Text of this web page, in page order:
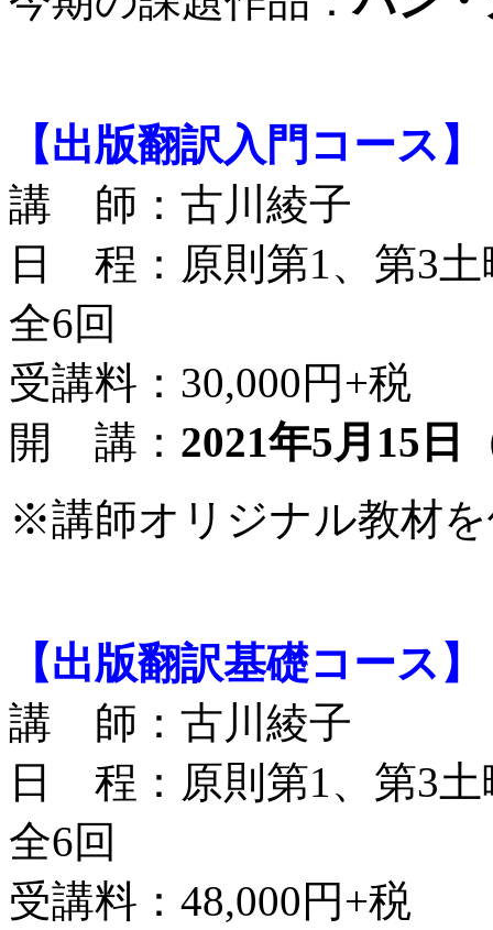
【出版翻訳入門コース】
講 師：古川綾子
日 程：原則第1、第3土
全6回
受講料：30,000円+税
開 講： 2021年5月15 日
※講師オリジナル教材
【出版翻訳基礎コース】
講 師：古川綾子
日 程：原則第1、第3土
全6回
受講料：48,000円+税